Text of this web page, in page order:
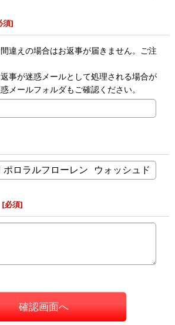
須]
違えの場合はお返事が届きません。ご注
事が迷惑メールとして処理される場合が
メールフォルダもご確認ください。
[必須]
確認画面へ